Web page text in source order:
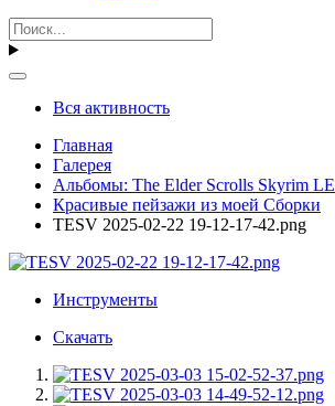
Вся активность
Главная
Галерея
Альбомы: The Elder Scrolls Skyrim LE
Красивые пейзажи из моей Сборки
TESV 2025-02-22 19-12-17-42.png
Инструменты
Скачать